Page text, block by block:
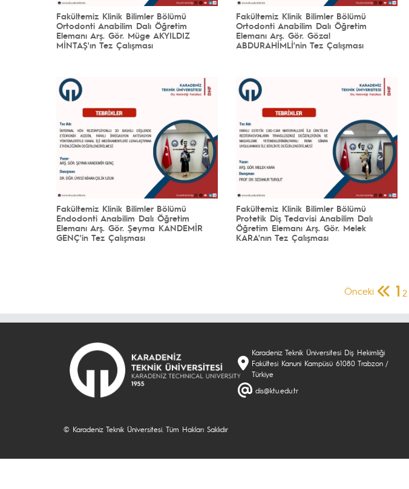
Fakültemiz Klinik Bilimler Bölümü
Ortodonti Anabilim Dalı Öğretim
Elemanı Arş. Gör. Müge AKYILDIZ
MİNTAŞ'ın Tez Çalışması
Fakültemiz Klinik Bilimler Bölümü
Ortodonti Anabilim Dalı Öğretim
Elemanı Arş. Gör. Gözal
ABDURAHİMLİ'nin Tez Çalışması
Fakültemiz Klinik Bilimler Bölümü
Endodonti Anabilim Dalı Öğretim
Elemanı Arş. Gör. Şeyma KANDEMİR
GENÇ'in Tez Çalışması
Fakültemiz Klinik Bilimler Bölümü
Protetik Diş Tedavisi Anabilim Dalı
Öğretim Elemanı Arş. Gör. Melek
KARA'nın Tez Çalışması
Önceki 1 2
Karadeniz Teknik Üniversitesi Diş Hekimliği
Fakültesi Kanuni Kampüsü 61080 Trabzon /
Türkiye
dis@ktu.edu.tr
© Karadeniz Teknik Üniversitesi. Tüm Hakları Saklıdır